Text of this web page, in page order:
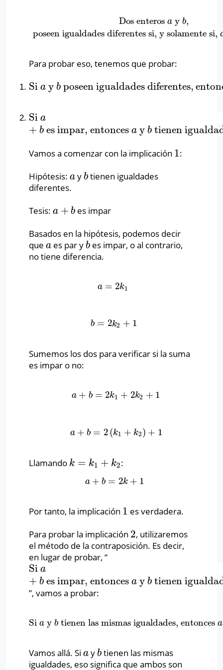
Dos enterosa yb,
poseen igualdades diferentes si, y solamente si,
poseen igualdades diferentes si, y
Para probar eso, tenemos que probar:
Si a y b poseen igualdades diferentes,
Siayb poseen igualdades diferentes,entoncesa+
Si a
+ bes impar, entonces ay btienen
Sia+
Vamos a comenzar con la implicación 1
1:
Hipótesis: a
a yb
btienen igualdades
diferentes.
Tesis: a + b
a+b
es impar
Basados en la hipótesis, podemos decir
que a
a es par yb
b es impar, o al contrario,
no tiene diferencia.
a = 2k1
a =2 k1
b = 2k2 + 1
b= 2k2+ 1
Sumemos los dos para verificar si la suma
es impar o no:
a + b = 2k1 + 2k2 + 1
a +b=2 k1+ 2k2 +1
a + b = 2 (k1 + k2) + 1
a+ b= 2(k1+ 2)+1
Llamando k = k1 + k2
k=k1 +k 2 :
a + b = 2k + 1
a+b =2 k+1
Por tanto, la implicación 1
1 es verdadera.
Para probar la implicación 2
2, utilizaremos
el método de la contraposición. Es decir,
en lugar de probar, “
Si a
+ bes impar, entonces ay btienen
Sia+
”, vamos a probar:
Sia yb tienen las mismas igualdades, entoncesa
Sia ybtienen las mismas igualdades, entoncesa +
Vamos allá. Si a
a yb
btienen las mismas
igualdades, eso significa que ambos son